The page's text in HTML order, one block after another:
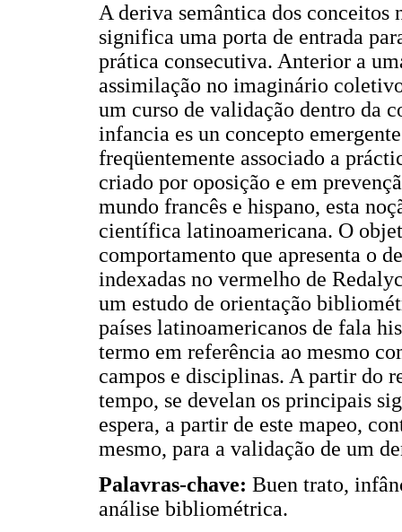
A deriva semântica dos
significa uma porta de entrada
prática consecutiva. Anterior a
assimilação no imaginário
um curso de validação dentro da
infancia es un concepto
freqüentemente associado a
criado por oposição e em
mundo francês e hispano, esta
científica latinoamericana. O
comportamento que apresenta o
indexadas no vermelho de
um estudo de orientação
países latinoamericanos de fala
termo em referência ao mesmo
campos e disciplinas. A partir do
tempo, se develan os principais
espera, a partir de este mapeo,
mesmo, para a validação de um
Palavras-chave: Buen trato,
análise bibliométrica.